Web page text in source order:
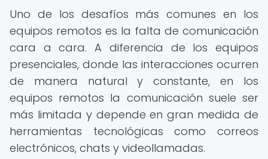
Uno de los desafíos más comunes en los
equipos remotos es la falta de comunicación
cara a cara. A diferencia de los equipos
presenciales, donde las interacciones ocurren
de manera natural y constante, en los
equipos remotos la comunicación suele ser
más limitada y depende en gran medida de
herramientas tecnológicas como correos
electrónicos, chats y videollamadas.